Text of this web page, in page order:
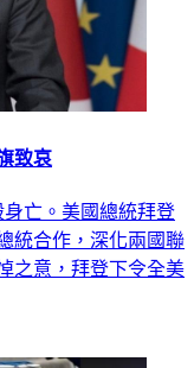
致哀
亡。美國總統拜登
統合作，深化兩國聯
之意，拜登下令全美